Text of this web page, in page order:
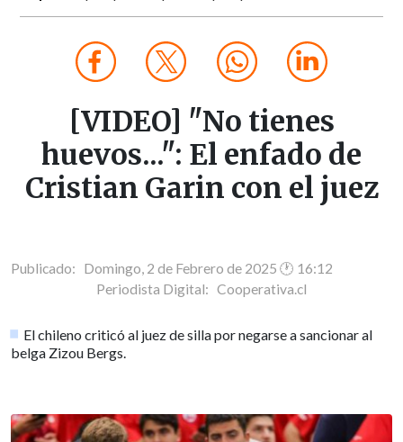
[VIDEO] "No tienes
huevos...": El enfado de
Cristian Garin con el juez
Publicado: Domingo, 2 de Febrero de 2025 🕐 16:12
Periodista Digital: Cooperativa.cl
El chileno criticó al juez de silla por negarse a sancionar al
belga Zizou Bergs.